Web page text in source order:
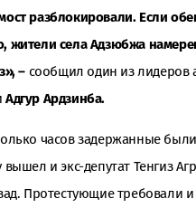
разблокировали. Если
жители села Адзюбжа
– сообщил один из лидеров
Адгур Ардзинба.
часов задержанные
вышел и экс-депутат Тенгиз
Протестующие требовали и